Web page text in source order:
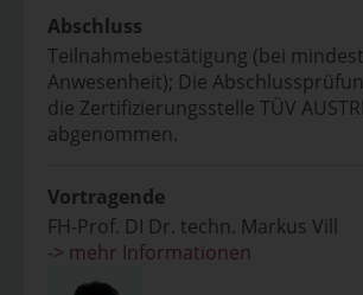
Abschluss
Teilnahmebestätigung (bei
Anwesenheit); Die
die Zertifizierungsstelle TÜV
abgenommen.
Vortragende
FH-Prof. DI Dr. techn. Markus Vill
-> mehr Informationen